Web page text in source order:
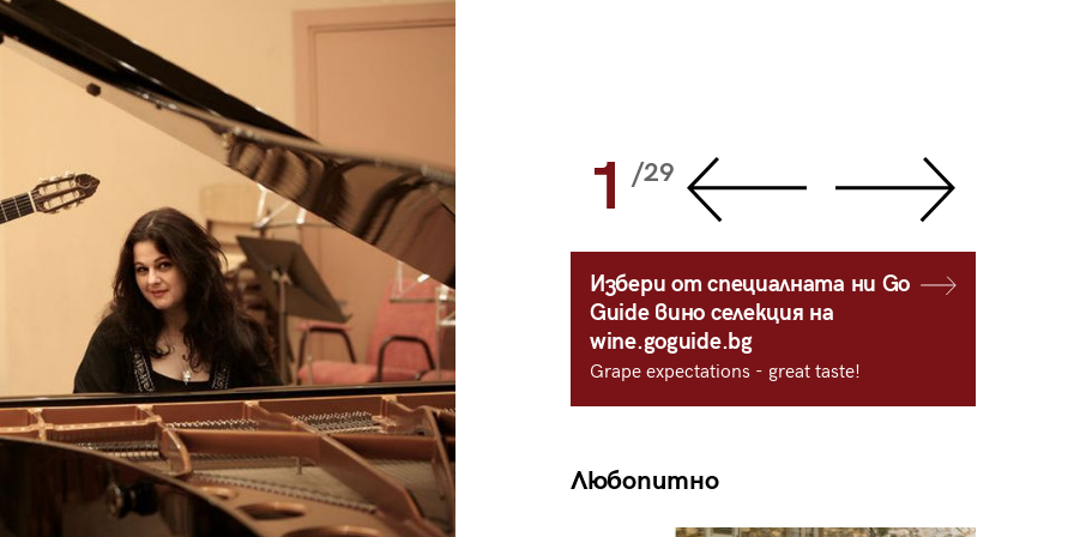
29/29 1 /29
Избери от специалната ни Go
Guide вино селекция на
wine.goguide.bg
Grape expectations - great taste!
Любопитно